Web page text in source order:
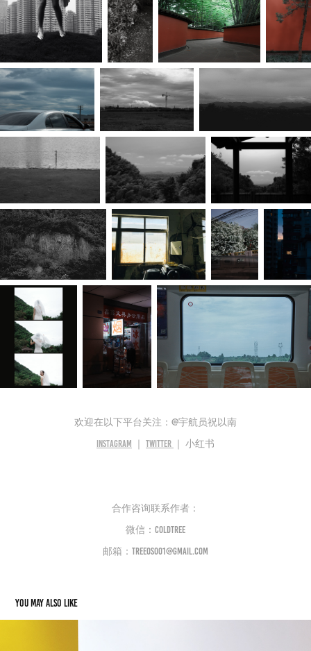
欢迎在以下平台关注：@宇航员祝以南
Instagram twitter ｜ 小红书
合作咨询联系作者：
微信：coldtree
邮箱：treeos001@gmail.com
You may also like